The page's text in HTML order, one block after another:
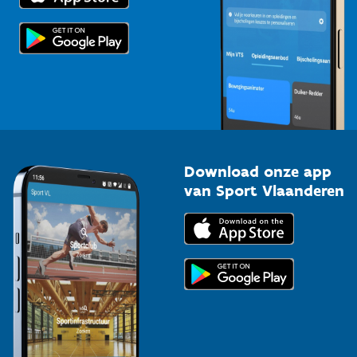
Topsporters
Download onze app
van Sport Vlaanderen